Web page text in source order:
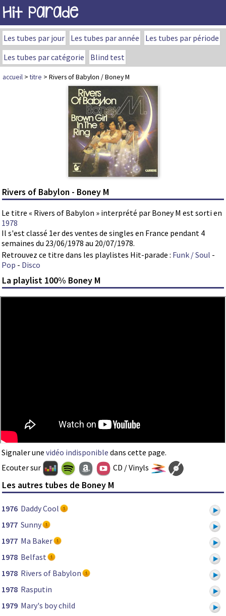
Hit Parade
Les tubes par jour Les tubes par année
Les tubes par période
Les tubes par catégorie
Blind test
accueil >titre > Rivers of Babylon / Boney M
Rivers of Babylon - Boney M
Le titre « Rivers of Babylon » interprété par Boney M est sorti en
1978
Il s'est classé 1er des ventes de singles en France pendant 4
semaines du 23/06/1978 au 20/07/1978.
Retrouvez ce titre dans les playlistes Hit-parade : Funk / Soul -
Pop - Disco
La playlist 100% Boney M
Signaler une vidéo indisponible dans cette page.
Ecouter sur
CD / Vinyls
Les autres tubes de Boney M
1976 Daddy Cool
1977 Sunny
1977 Ma Baker
1978 Belfast
1978 Rivers of Babylon
1978 Rasputin
1979 Mary's boy child